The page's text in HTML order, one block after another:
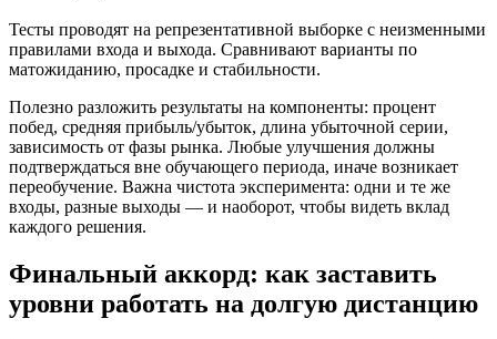
Тесты проводят на репрезентативной выборке с неизменными
правилами входа и выхода. Сравнивают варианты по
матожиданию, просадке и стабильности.
Полезно разложить результаты на компоненты: процент
побед, средняя прибыль/убыток, длина убыточной серии,
зависимость от фазы рынка. Любые улучшения должны
подтверждаться вне обучающего периода, иначе возникает
переобучение. Важна чистота эксперимента: одни и те же
входы, разные выходы — и наоборот, чтобы видеть вклад
каждого решения.
Финальный аккорд: как заставить
уровни работать на долгую дистанцию